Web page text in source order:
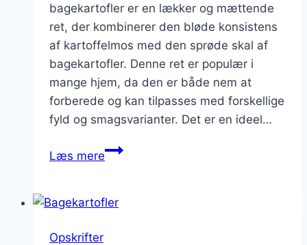
bagekartofler er en lækker og mættende
ret, der kombinerer den bløde konsistens
af kartoffelmos med den sprøde skal af
bagekartofler. Denne ret er populær i
mange hjem, da den er både nem at
forberede og kan tilpasses med forskellige
fyld og smagsvarianter. Det er en ideel…
Læs mereBagt
bagekartofler
Opskrifter